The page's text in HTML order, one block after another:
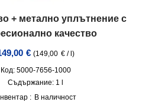
+ метално уплътнение с
качество
€ (149,00 €/l)
Код: 5000-7656-1000
Съдържание: 1
: В наличност